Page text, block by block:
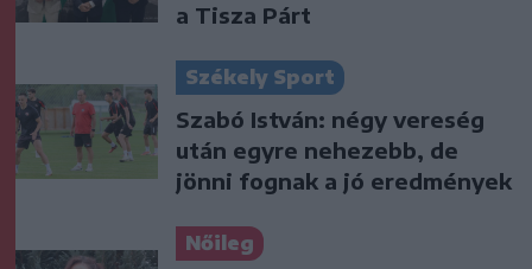
a Tisza Párt
Székely Sport
Szabó István: négy vereség
után egyre nehezebb, de
jönni fognak a jó eredmények
Nőileg